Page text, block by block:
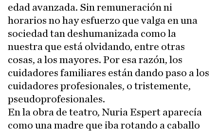
edad avanzada. Sin remuneración ni
horarios no hay esfuerzo que valga en una
sociedad tan deshumanizada como la
nuestra que está olvidando, entre otras
cosas, a los mayores. Por esa razón, los
cuidadores familiares están dando paso a los
cuidadores profesionales, o tristemente,
pseudoprofesionales.
En la obra de teatro, Nuria Espert aparecía
como una madre que iba rotando a caballo